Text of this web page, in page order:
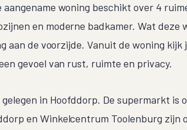
woning beschikt over 4
en moderne badkamer. Wat deze
aan de voorzijde. Vanuit de woning kijk
gevoel van rust, ruimte en privacy.
in Hoofddorp. De supermarkt is
en Winkelcentrum Toolenburg zijn